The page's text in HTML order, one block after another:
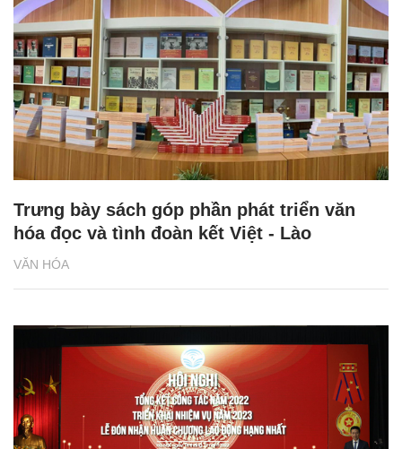
VĂN HÓA
Trưng bày sách góp phần phát triển văn
hóa đọc và tình đoàn kết Việt - Lào